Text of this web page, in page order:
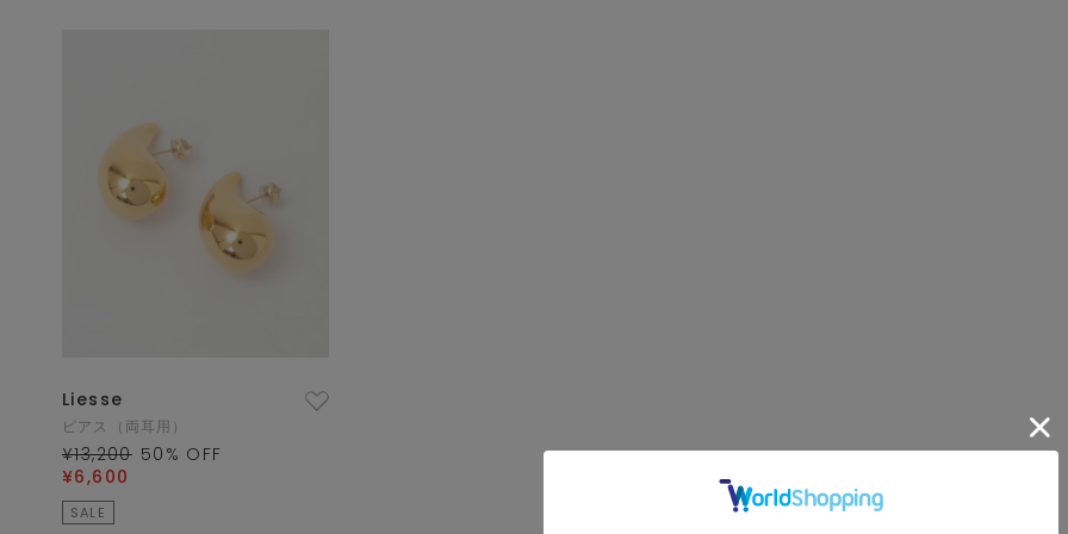
Liesse
ピアス（両耳用）
¥13,200 50 % OFF
¥6,600
SALE